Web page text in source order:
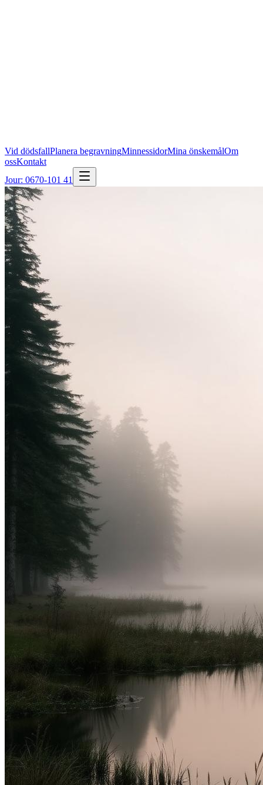
Vid dödsfallPlanera begravningMinnessidorMina önskemålOm
ossKontakt
Jour: 0670-101 41